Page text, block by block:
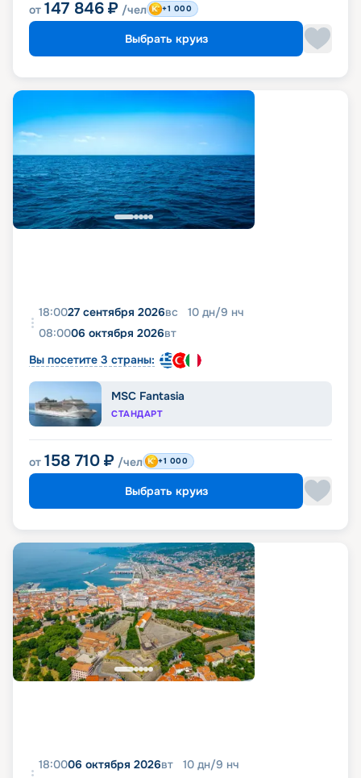
от 147 846 ₽ /чел +1 000
Выбрать круиз
18:0027 сентября 2026вс 10 дн/9 нч
08:0006 октября 2026вт
Вы посетите 3 страны:
MSC Fantasia
СТАНДАРТ
от 158 710 ₽ /чел +1 000
Выбрать круиз
18:0006 октября 2026вт 10 дн/9 нч